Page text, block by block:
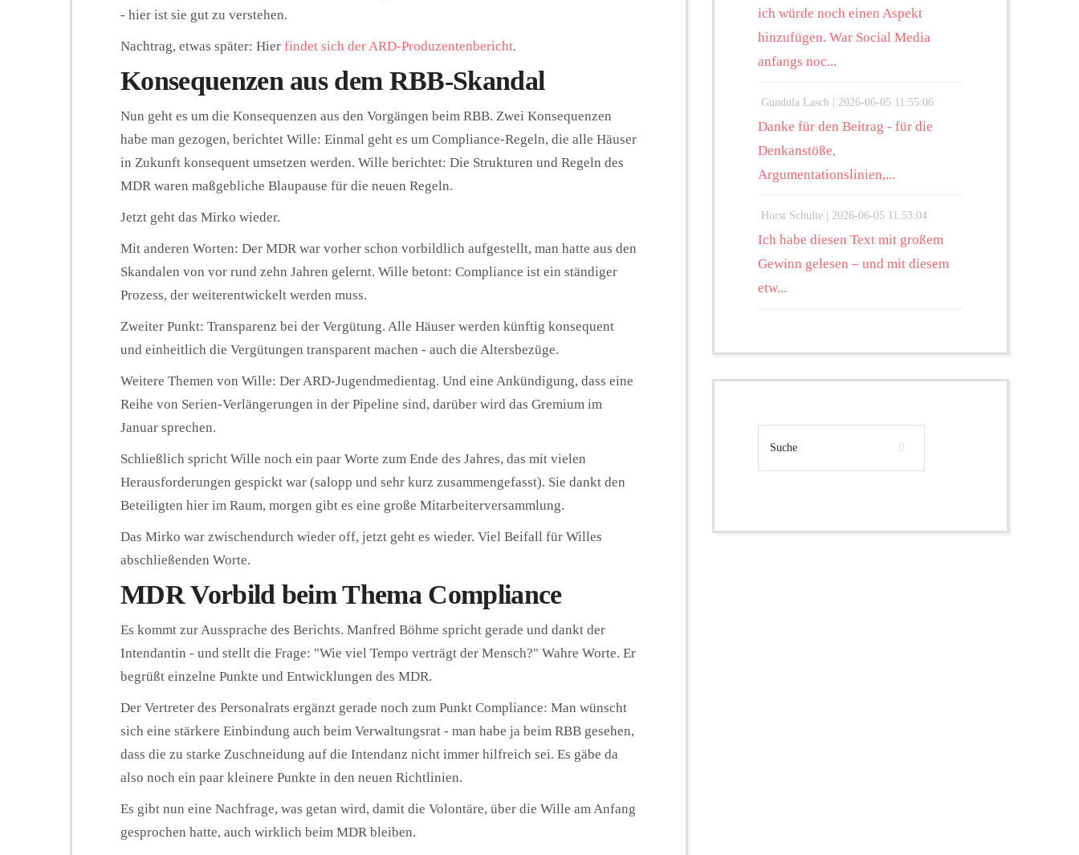
- hier ist sie gut zu verstehen.
Nachtrag, etwas später: Hier findet sich der ARD-Produzentenbericht.
Konsequenzen aus dem RBB-Skandal
Nun geht es um die Konsequenzen aus den Vorgängen beim RBB. Zwei Konsequenzen
habe man gezogen, berichtet Wille: Einmal geht es um Compliance-Regeln, die alle Häuser
in Zukunft konsequent umsetzen werden. Wille berichtet: Die Strukturen und Regeln des
MDR waren maßgebliche Blaupause für die neuen Regeln.
Jetzt geht das Mirko wieder.
Mit anderen Worten: Der MDR war vorher schon vorbildlich aufgestellt, man hatte aus den
Skandalen von vor rund zehn Jahren gelernt. Wille betont: Compliance ist ein ständiger
Prozess, der weiterentwickelt werden muss.
Zweiter Punkt: Transparenz bei der Vergütung. Alle Häuser werden künftig konsequent
und einheitlich die Vergütungen transparent machen - auch die Altersbezüge.
Weitere Themen von Wille: Der ARD-Jugendmedientag. Und eine Ankündigung, dass eine
Reihe von Serien-Verlängerungen in der Pipeline sind, darüber wird das Gremium im
Januar sprechen.
Schließlich spricht Wille noch ein paar Worte zum Ende des Jahres, das mit vielen
Herausforderungen gespickt war (salopp und sehr kurz zusammengefasst). Sie dankt den
Beteiligten hier im Raum, morgen gibt es eine große Mitarbeiterversammlung.
Das Mirko war zwischendurch wieder off, jetzt geht es wieder. Viel Beifall für Willes
abschließenden Worte.
MDR Vorbild beim Thema Compliance
Es kommt zur Aussprache des Berichts. Manfred Böhme spricht gerade und dankt der
Intendantin - und stellt die Frage: "Wie viel Tempo verträgt der Mensch?" Wahre Worte. Er
begrüßt einzelne Punkte und Entwicklungen des MDR.
Der Vertreter des Personalrats ergänzt gerade noch zum Punkt Compliance: Man wünscht
sich eine stärkere Einbindung auch beim Verwaltungsrat - man habe ja beim RBB gesehen,
dass die zu starke Zuschneidung auf die Intendanz nicht immer hilfreich sei. Es gäbe da
also noch ein paar kleinere Punkte in den neuen Richtlinien.
Es gibt nun eine Nachfrage, was getan wird, damit die Volontäre, über die Wille am Anfang
gesprochen hatte, auch wirklich beim MDR bleiben.
ich würde noch einen Aspekt
hinzufügen. War Social Media
anfangs noc...
Gundula Lasch | 2026-06-05 11:55:06
Danke für den Beitrag - für die
Denkanstöße,
Argumentationslinien,...
Horst Schulte | 2026-06-05 11:53:04
Ich habe diesen Text mit großem
Gewinn gelesen – und mit diesem
etw...